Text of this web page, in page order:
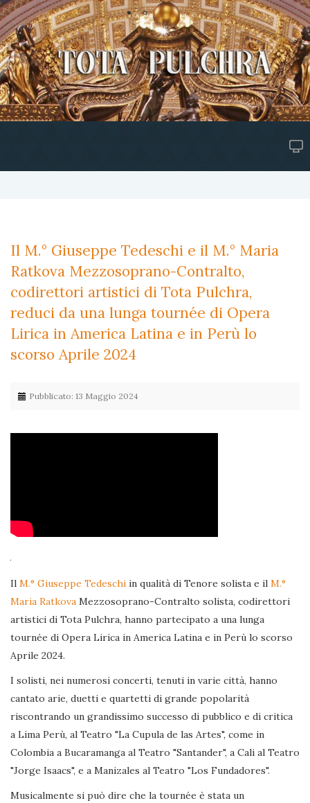
Il M.° Giuseppe Tedeschi e il M.° Maria
Ratkova Mezzosoprano-Contralto,
codirettori artistici di Tota Pulchra,
reduci da una lunga tournée di Opera
Lirica in America Latina e in Perù lo
scorso Aprile 2024
Pubblicato: 13 Maggio 2024
Il M.° Giuseppe Tedeschi in qualità di Tenore solista e il M.°
Maria Ratkova Mezzosoprano-Contralto solista, codirettori
artistici di Tota Pulchra, hanno partecipato a una lunga
tournée di Opera Lirica in America Latina e in Perù lo scorso
Aprile 2024.
I solisti, nei numerosi concerti, tenuti in varie città, hanno
cantato arie, duetti e quartetti di grande popolarità
riscontrando un grandissimo successo di pubblico e di critica
a Lima Perù, al Teatro "La Cupula de las Artes", come in
Colombia a Bucaramanga al Teatro "Santander", a Cali al Teatro
"Jorge Isaacs", e a Manizales al Teatro "Los Fundadores".
Musicalmente si può dire che la tournée è stata un